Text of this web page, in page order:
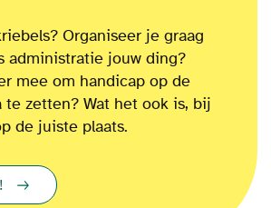
Organiseer je graag
administratie jouw ding?
mee om handicap op de
te zetten? Wat het ook is, bij
de juiste plaats.